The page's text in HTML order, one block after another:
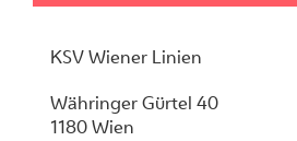
KSV Wiener Linien
Währinger Gürtel 40
1180 Wien